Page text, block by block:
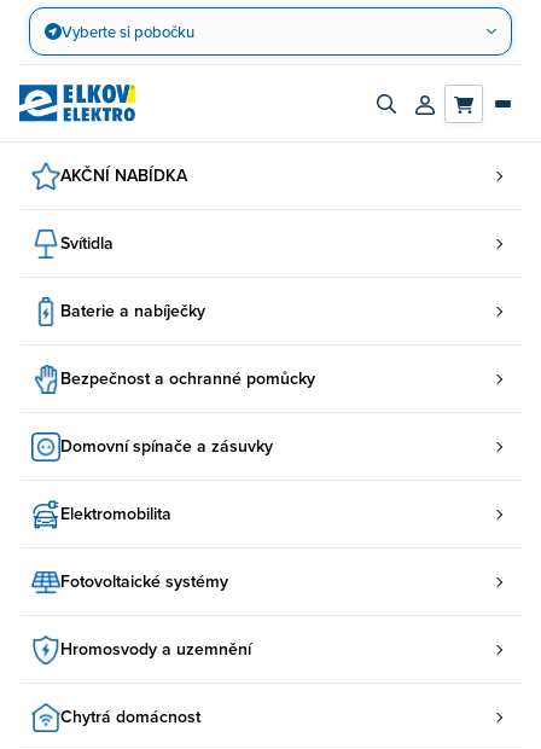
Přejít
obsah
Vyberte si pobočku
Zapnout/vypnout
Přihlásit/
AKČNÍ NABÍDKA
Svítidla
Baterie a nabíječky
Bezpečnost a ochranné pomůcky
Domovní spínače a zásuvky
Elektromobilita
Fotovoltaické systémy
Hromosvody a uzemnění
Chytrá domácnost